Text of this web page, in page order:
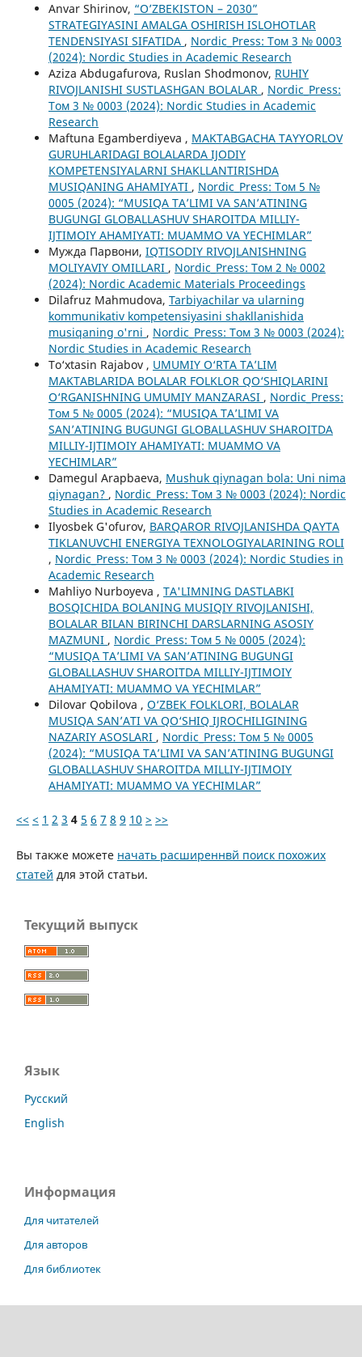
Anvar Shirinov, “O’ZBEKISTON – 2030”
STRATEGIYASINI AMALGA OSHIRISH ISLOHOTLAR
TENDENSIYASI SIFATIDA , Nordic_Press: Том 3 № 0003
(2024): Nordic Studies in Academic Research
Aziza Abdugafurova, Ruslan Shodmonov, RUHIY
RIVOJLANISHI SUSTLASHGAN BOLALAR , Nordic_Press:
Том 3 № 0003 (2024): Nordic Studies in Academic
Research
Maftuna Egamberdiyeva , MAKTABGACHA TAYYORLOV
GURUHLARIDAGI BOLALARDA IJODIY
KOMPETENSIYALARNI SHAKLLANTIRISHDA
MUSIQANING AHAMIYATI , Nordic_Press: Том 5 №
0005 (2024): “MUSIQA TA’LIMI VA SAN’ATINING
BUGUNGI GLOBALLASHUV SHAROITDA MILLIY-
IJTIMOIY AHAMIYATI: MUAMMO VA YECHIMLAR”
Мужда Парвони, IQTISODIY RIVOJLANISHNING
MOLIYAVIY OMILLARI , Nordic_Press: Том 2 № 0002
(2024): Nordic Academic Materials Proceedings
Dilafruz Mahmudova, Tarbiyachilar va ularning
kommunikativ kompetensiyasini shakllanishida
musiqaning o'rni , Nordic_Press: Том 3 № 0003 (2024):
Nordic Studies in Academic Research
To‘xtasin Rajabov , UMUMIY O‘RTA TA’LIM
MAKTABLARIDA BOLALAR FOLKLOR QO‘SHIQLARINI
O‘RGANISHNING UMUMIY MANZARASI , Nordic_Press:
Том 5 № 0005 (2024): “MUSIQA TA’LIMI VA
SAN’ATINING BUGUNGI GLOBALLASHUV SHAROITDA
MILLIY-IJTIMOIY AHAMIYATI: MUAMMO VA
YECHIMLAR”
Damegul Arapbaeva, Mushuk qiynagan bola: Uni nima
qiynagan? , Nordic_Press: Том 3 № 0003 (2024): Nordic
Studies in Academic Research
Ilyosbek G'ofurov, BARQAROR RIVOJLANISHDA QAYTA
TIKLANUVCHI ENERGIYA TEXNOLOGIYALARINING ROLI
, Nordic_Press: Том 3 № 0003 (2024): Nordic Studies in
Academic Research
Mahliyo Nurboyeva , TA'LIMNING DASTLABKI
BOSQICHIDA BOLANING MUSIQIY RIVOJLANISHI,
BOLALAR BILAN BIRINCHI DARSLARNING ASOSIY
MAZMUNI , Nordic_Press: Том 5 № 0005 (2024):
“MUSIQA TA’LIMI VA SAN’ATINING BUGUNGI
GLOBALLASHUV SHAROITDA MILLIY-IJTIMOIY
AHAMIYATI: MUAMMO VA YECHIMLAR”
Dilovar Qobilova , O‘ZBEK FOLKLORI, BOLALAR
MUSIQA SAN’ATI VA QO‘SHIQ IJROCHILIGINING
NAZARIY ASOSLARI , Nordic_Press: Том 5 № 0005
(2024): “MUSIQA TA’LIMI VA SAN’ATINING BUGUNGI
GLOBALLASHUV SHAROITDA MILLIY-IJTIMOIY
AHAMIYATI: MUAMMO VA YECHIMLAR”
<< < 1 2 3 4 5 6 7 8 9 10 > >>
Вы также можете начать расширеннвй поиск похожих
статей для этой статьи.
Текущий выпуск
Язык
Русский
English
Информация
Для читателей
Для авторов
Для библиотек